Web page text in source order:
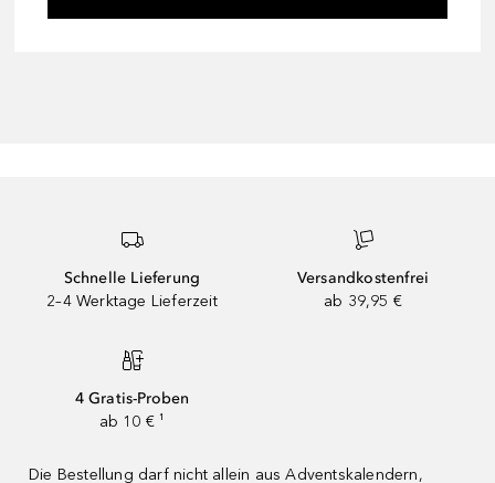
Schnelle Lieferung
2–4 Werktage Lieferzeit
Versandkostenfrei
ab 39,95 €
4 Gratis-Proben
ab 10 € ¹
Die Bestellung darf nicht allein aus Adventskalendern,